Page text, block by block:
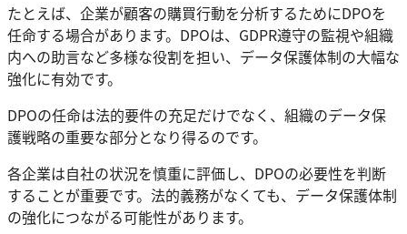
たとえば、企業が顧客の購買行動を分析するためにDPOを
任命する場合があります。DPOは、GDPR遵守の監視や組織
内への助言など多様な役割を担い、データ保護体制の大幅な
強化に有効です。
DPOの任命は法的要件の充足だけでなく、組織のデータ保
護戦略の重要な部分となり得るのです。
各企業は自社の状況を慎重に評価し、DPOの必要性を判断
することが重要です。法的義務がなくても、データ保護体制
の強化につながる可能性があります。